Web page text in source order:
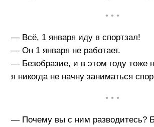
• • •
— Всё, 1 января иду в спортзал!
— Он 1 января не работает.
— Безобразие, и в этом году тоже
я никогда не начну заниматься
• • •
— Почему вы с ним разводитесь?